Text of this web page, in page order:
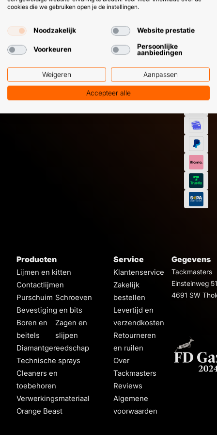
Klantenservice
7224
WhatsApp
12 09 51
EN SNEL
Producten
Lijmen en kitten
Contactlijmen
Purschuim Schroeven
Bevestiging en bits
Boren en
beitels
Zagen en
slijpen
Diamantgereedschap
Technische sprays
Cleaners en
toebehoren
Verwerkingsmateriaal
Orange Beast
Service
Klantenservice
Zakelijk
bestellen
Levertijd en
verzendkosten
Retourneren
en ruilen
Over
Tackmasters
Reviews
Algemene
voorwaarden
Gegevens
Tackmasters
Einsteinweg 51
4691 SW
cookies die we gebruiken open je de instellingen.
Noodzakelijk Website prestatie
Voorkeuren
Persoonlijke
aanbiedingen
Weigeren Aanpassen
Accepteer alle